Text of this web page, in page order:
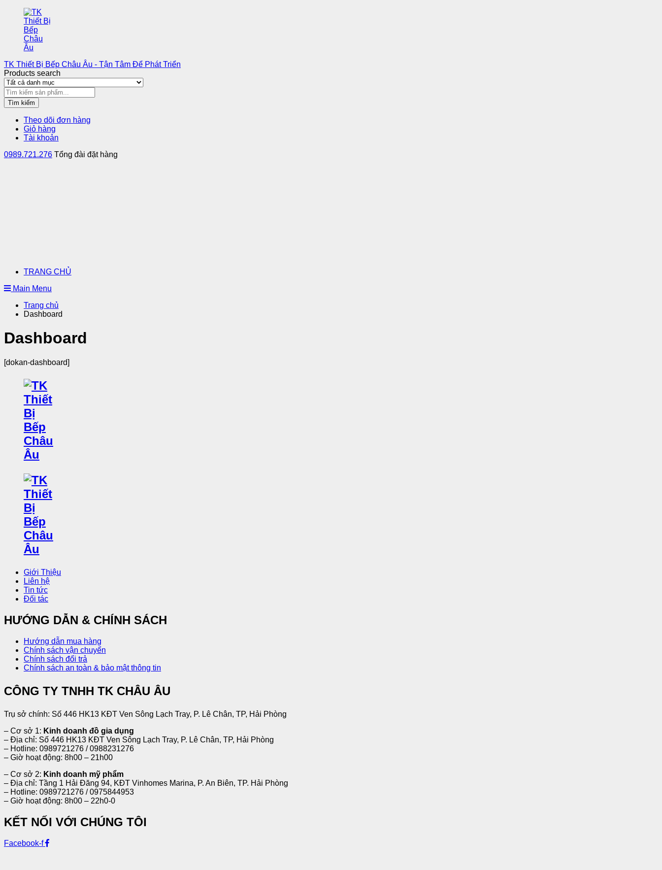
TK Thiết Bị Bếp Châu Âu - Tận Tâm Để Phát Triển
Products search
Tìm kiếm
Theo dõi đơn hàng
Giỏ hàng
Tài khoản
0989.721.276 Tổng đài đặt hàng
TRANG CHỦ
Main Menu
Trang chủ
Dashboard
Dashboard
[dokan-dashboard]
Giới Thiệu
Liên hệ
Tin tức
Đối tác
HƯỚNG DẪN & CHÍNH SÁCH
Hướng dẫn mua hàng
Chính sách vận chuyển
Chính sách đổi trả
Chính sách an toàn & bảo mật thông tin
CÔNG TY TNHH TK CHÂU ÂU
Trụ sở chính: Số 446 HK13 KĐT Ven Sông Lạch Tray, P. Lê Chân, TP, Hải Phòng
– Cơ sở 1: Kinh doanh đồ gia dụng
– Địa chỉ: Số 446 HK13 KĐT Ven Sông Lạch Tray, P. Lê Chân, TP, Hải Phòng
– Hotline: 0989721276 / 0988231276
– Giờ hoạt động: 8h00 – 21h00
– Cơ sở 2: Kinh doanh mỹ phẩm
– Địa chỉ: Tầng 1 Hải Đăng 94, KĐT Vinhomes Marina, P. An Biên, TP. Hải Phòng
– Hotline: 0989721276 / 0975844953
– Giờ hoạt động: 8h00 – 22h0-0
KẾT NỐI VỚI CHÚNG TÔI
Facebook-f